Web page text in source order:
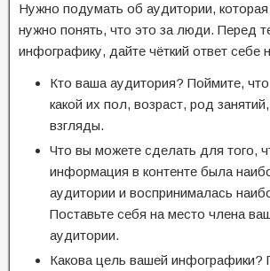
Нужно подумать об аудитории, которая
нужно понять, что это за люди. Перед
инфографику, дайте чёткий ответ себе
Кто ваша аудитория? Поймите,
какой их пол, возраст, род
взгляды.
Что вы можете сделать для того,
информация в контенте была
аудитории и воспринималась
Поставьте себя на место члена
аудитории.
Какова цель вашей инфографики?